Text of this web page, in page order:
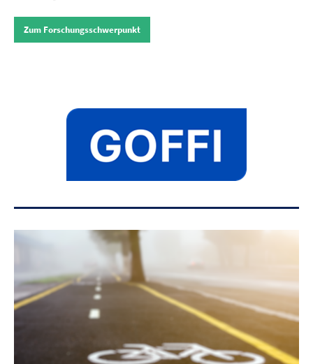
Zum Forschungsschwerpunkt